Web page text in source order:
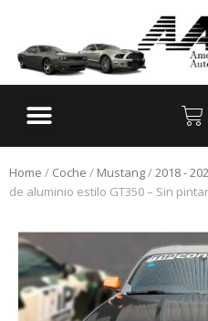
Home / Coche / Mustang/2018 -
de aluminio estilo GT350 – Sin